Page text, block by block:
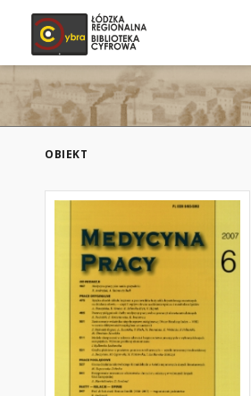
OBIEKT